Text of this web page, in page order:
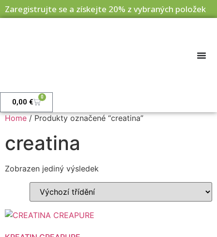
Zaregistrujte se a získejte 20% z vybraných položek
0,00 €
0
Home / Produkty označené “creatina”
creatina
Zobrazen jediný výsledek